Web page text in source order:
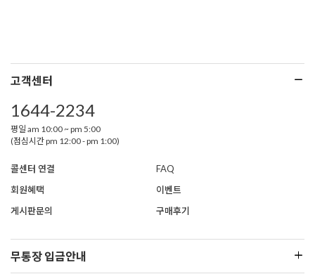
고객센터
1644-2234
평일 am 10:00 ~ pm 5:00
(점심시간 pm 12:00 - pm 1:00)
콜센터 연결
FAQ
회원혜택
이벤트
게시판문의
구매후기
무통장 입금안내